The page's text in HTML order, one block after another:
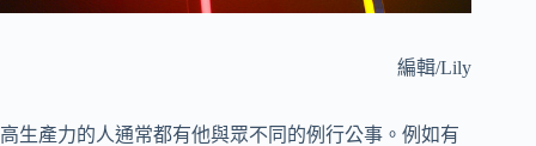
編輯/Lily
高生產力的人通常都有他與眾不同的例行公事。例如有